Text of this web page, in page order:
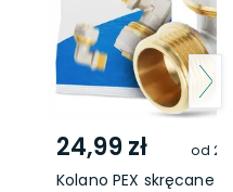
24,99 zł od
Kolano PEX skręcane